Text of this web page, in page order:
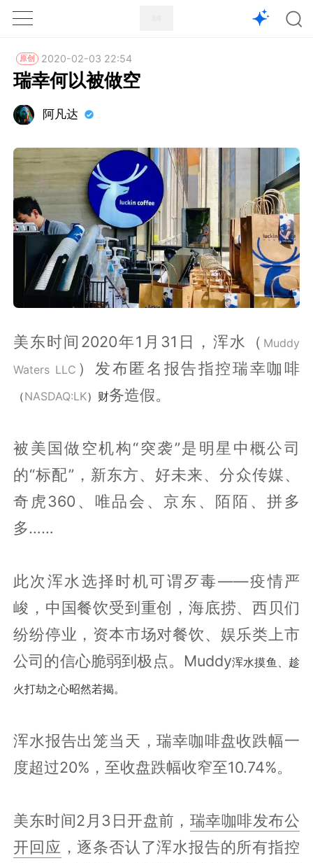
1X
原创 2020-02-03 22:54
瑞幸何以被做空
阿凡达
美东时间2020年1月31日，浑水 （ Muddy
Waters LLC ）发布匿名报告指控瑞幸咖啡
（NASDAQ:LK）财务造假。
被美国做空机构“突袭”是明星中概公司
的“标配”，新东方、好未来、分众传媒、
奇虎360、唯品会、京东、陌陌、拼多
多……
此次浑水选择时机可谓歹毒——疫情严
峻，中国餐饮受到重创，海底捞、西贝们
纷纷停业，资本市场对餐饮、娱乐类上市
公司的信心脆弱到极点。Muddy浑水摸鱼、趁
火打劫之心昭然若揭。
浑水报告出笼当天，瑞幸咖啡盘收跌幅一
度超过20%，至收盘跌幅收窄至10.74%。
美东时间2月3日开盘前， 瑞幸咖啡发布公
开回应 ，逐条否认了浑水报告的所有指控